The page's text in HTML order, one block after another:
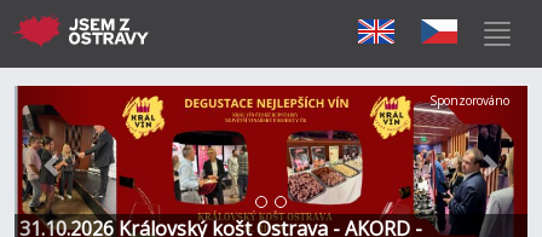
31.10.2026 Královský košt Ostrava - AKORD -
Předchozí Další
Sponzorováno